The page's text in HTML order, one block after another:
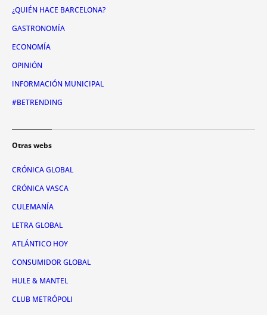
¿QUIÉN HACE BARCELONA?
GASTRONOMÍA
ECONOMÍA
OPINIÓN
INFORMACIÓN MUNICIPAL
#BETRENDING
Otras webs
CRÓNICA GLOBAL
CRÓNICA VASCA
CULEMANÍA
LETRA GLOBAL
ATLÁNTICO HOY
CONSUMIDOR GLOBAL
HULE & MANTEL
CLUB METRÓPOLI